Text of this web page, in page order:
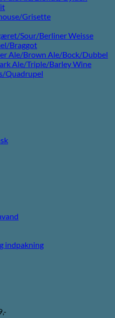
Grisette
Sour/Berliner Weisse
Braggot
Ale/Brown Ale/Bock/Dubbel
Ale/Triple/Barley Wine
Quadrupel
indpakning